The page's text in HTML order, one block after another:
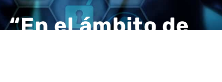
“En el ámbito de